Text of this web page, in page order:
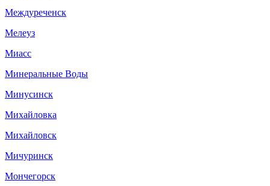
Междуреченск
Мелеуз
Миасс
Минеральные Воды
Минусинск
Михайловка
Михайловск
Мичуринск
Мончегорск